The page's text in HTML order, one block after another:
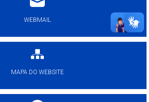
WEBMAIL
MAPA DO WEBSITE